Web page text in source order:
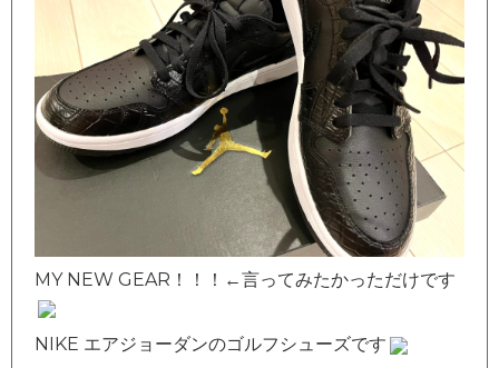
MY NEW GEAR！！！←言ってみたかっただけです
NIKE エアジョーダンのゴルフシューズです